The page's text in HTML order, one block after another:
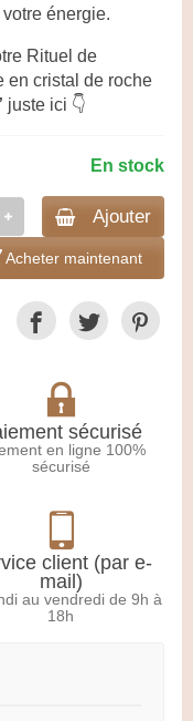
énergie.
Rituel de
en cristal de roche
juste ici 👇
En stock
Ajouter
Acheter maintenant
sécurisé
en ligne 100%
sécurisé
client (par e-
mail)
au vendredi de 9h à
18h